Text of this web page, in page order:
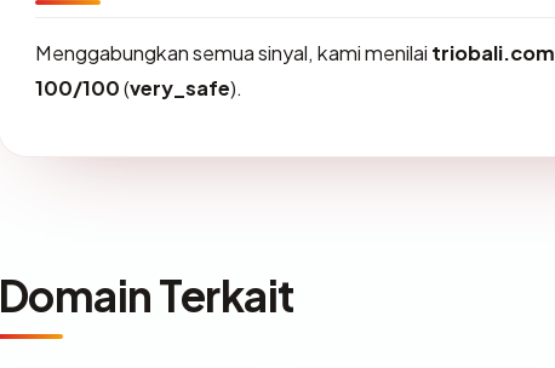
Menggabungkan semua sinyal, kami menilai triobali.com
100/100(very_safe).
Domain Terkait